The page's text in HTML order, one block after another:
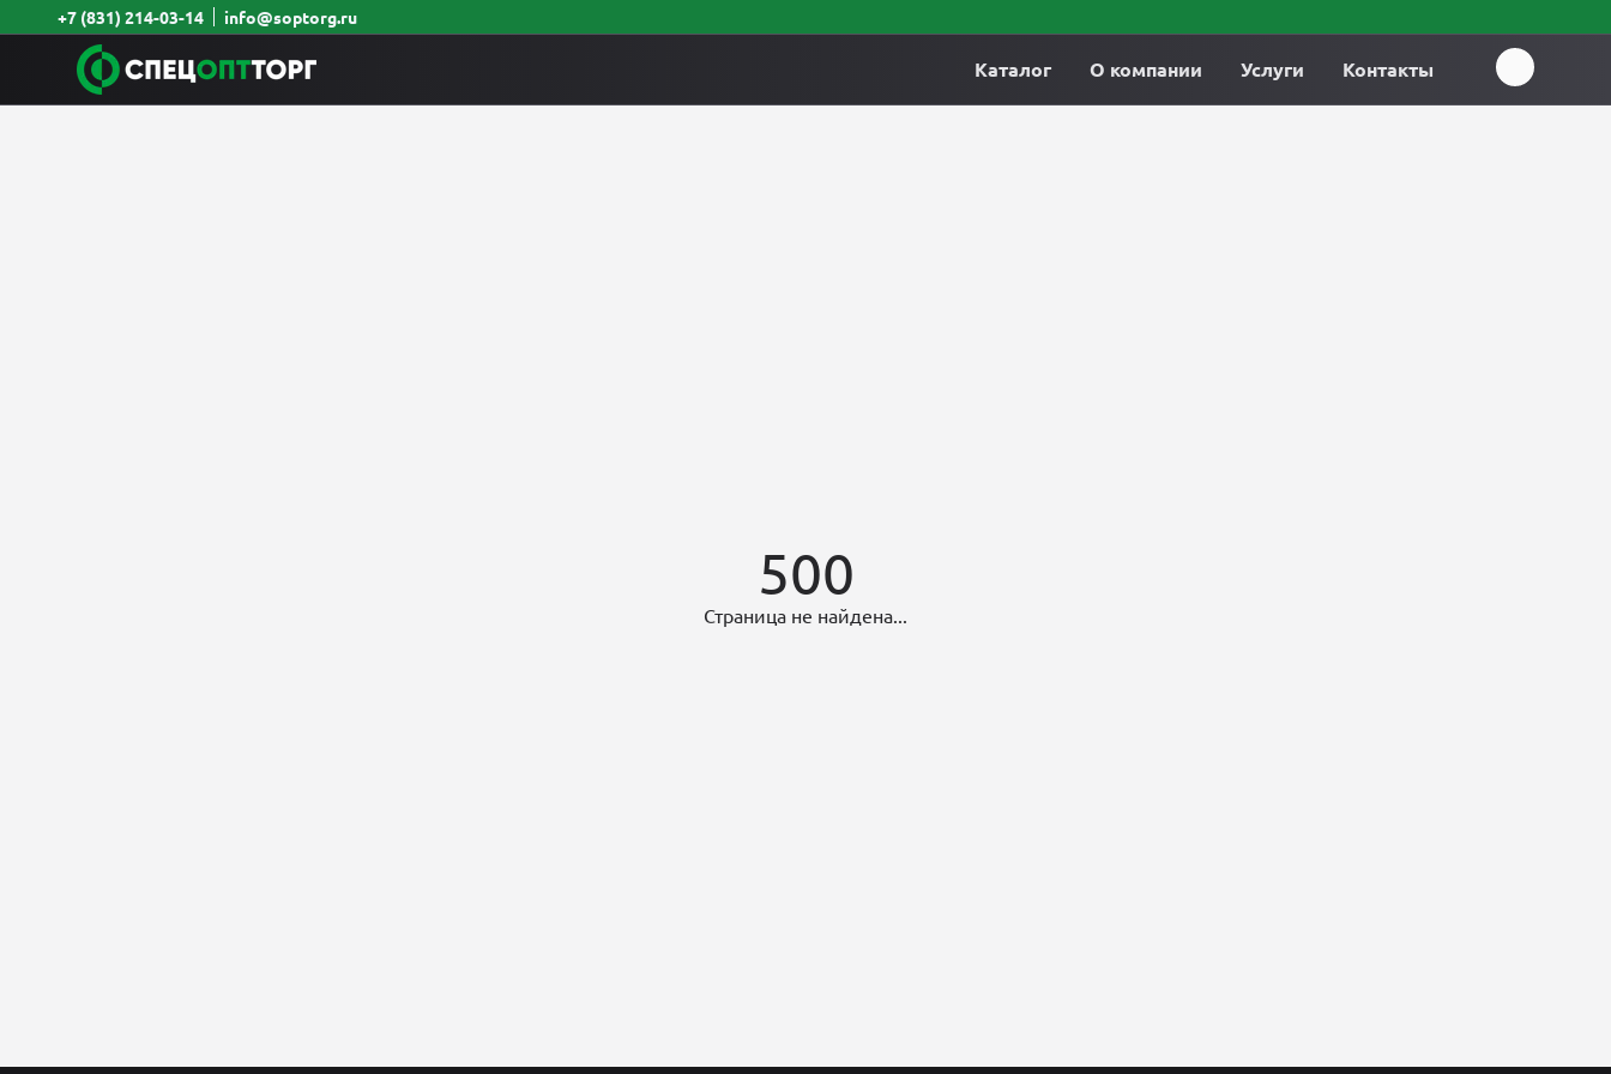
+7 (831) 214-03-14 info@soptorg.ru
Каталог О компании Услуги Контакты
500
Страница не найдена...